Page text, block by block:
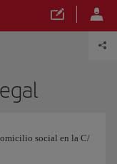
social en la C/